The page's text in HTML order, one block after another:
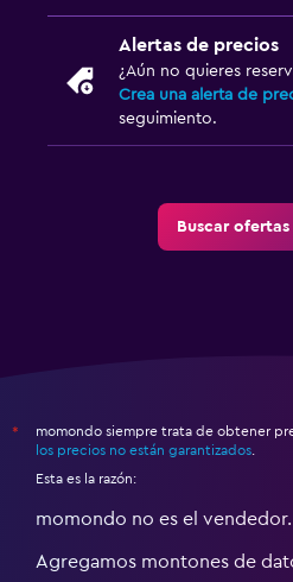
Alertas de precios
¿Aún no quieres
Crea una alerta de
seguimiento.
Buscar
*
momondo siempre trata de obtener
los precios no están garantizados.
Esta es la razón:
momondo no es el vendedor.
Agregamos montones de